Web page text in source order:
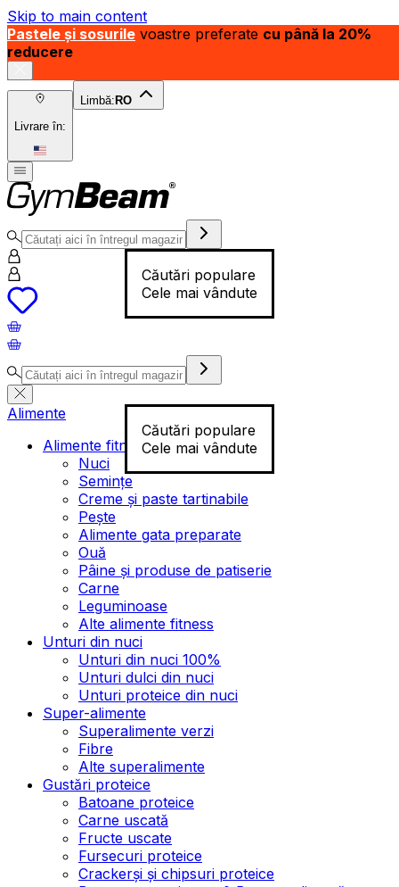
Skip to main content
Pastele și sosurile voastre preferate cu până la 20%
reducere
Livrare în:
Limbă: RO
Căutări populare
Cele mai vândute
Căutări populare
Cele mai vândute
Alimente
Alimente fitness
Nuci
Semințe
Creme și paste tartinabile
Pește
Alimente gata preparate
Ouă
Pâine și produse de patiserie
Carne
Leguminoase
Alte alimente fitness
Unturi din nuci
Unturi din nuci 100%
Unturi dulci din nuci
Unturi proteice din nuci
Super-alimente
Superalimente verzi
Fibre
Alte superalimente
Gustări proteice
Batoane proteice
Carne uscată
Fructe uscate
Fursecuri proteice
Crackerși și chipsuri proteice